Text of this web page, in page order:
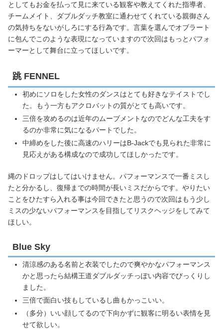
としてもお金を払って見に来ている観客や教えてくれた指導者、
チームメイト、ダブルダッチ教室に通わせてくれている親御さん
の気持ちをないがしろにする行為です。言葉を選んでオブラート
に包んでこのような表現になっていますので次回はもっとパフォ
ーマーとして舞台に立ってほしいです。
跳 FENNEL
初めにソロをした女性のダンスはとても好きなテイストでし
た。もう一方もアクロバットの質がとても高いです。
三倍を攻めるのは近年のムーブメントなのでどんな工夫をす
るのか非常に気になるパートでした。
中締めをした後に高速のハリーはB-Jackでも見られた非常に
見応えがある構成なので成功してほしかったです。
縄のドロップはしてはいけません。パフォーマンスで一番ミスし
たと分かるし、復帰までの時間が長いミスだからです。やりたい
ことをひたすら入れる事は今回できたと思うので次回はもう少し
ミスの少ないパフォーマンスを目指してリスクヘッジをしてみて
ほしい。
Blue Sky
清涼感のある名前と衣装でしたので爽やかなパフォーマンス
かと思ったら結構王道ダブルダッチっぽい内容でびっくりし
ました。
三倍で面白い技もしているし曲もかっこいい。
（多分）いい顔してるので下向かずに観客に明るい表情を見
せて欲しい。